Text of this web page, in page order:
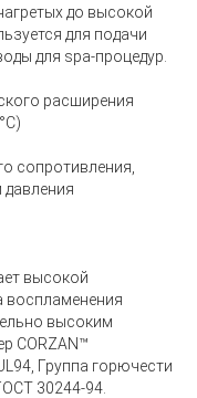
до высокой
для подачи
для spa-процедур.
расширения
сопротивления,
высокой
воспламенения
высоким
CORZAN™
Группа горючести
30244-94.